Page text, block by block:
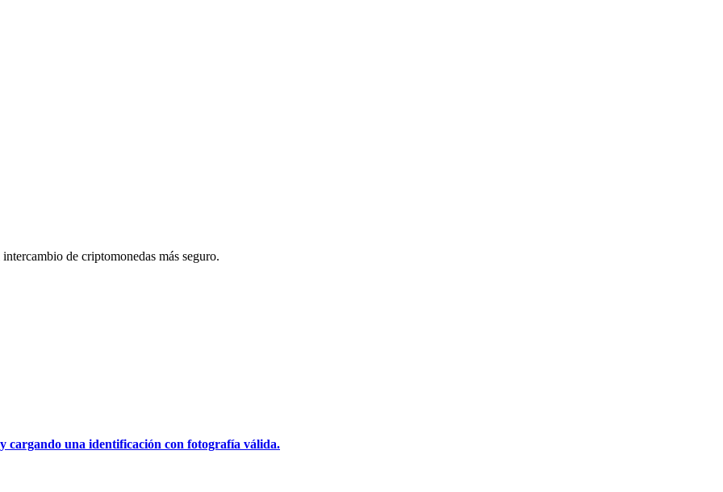
de criptomonedas más seguro.
cargando una identificación con fotografía válida.